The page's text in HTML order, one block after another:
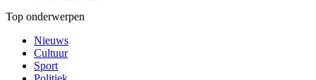
Top onderwerpen
Nieuws
Cultuur
Sport